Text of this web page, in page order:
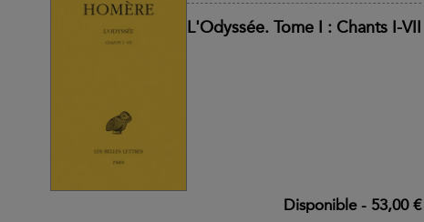
L'Odyssée. Tome I : Chants I-VII
Disponible- 53,00 €